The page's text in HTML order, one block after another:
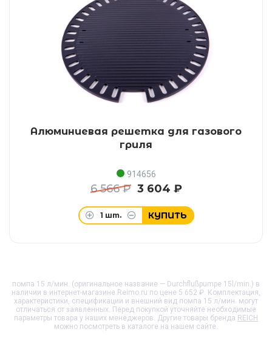
Алюминиевая решетка для газового
гриля
914656
6 566 ₽ 3 604 ₽
1 шт. КУПИТЬ
помпа 15 л/мин. (оригинальное название — Durchflußpumpe 15l/min.) в
наличии в интернет-магазине Reimo.ru по цене 5 652 ₽. Комплектация,
характеристики, спецификации и внешний вид помпа 15 л/мин. могут
отличаться от заявленных. Перед покупкой уточняйте необходимые
параметры товара у наших менеджеров. Другие товары бренда REICH
можно посмотреть в каталоге на нашем сайте.